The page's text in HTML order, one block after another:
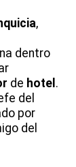
,
dentro
de hotel .
del
por
del